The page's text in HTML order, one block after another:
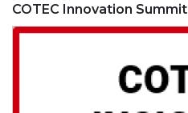
COTEC Innovation Summit